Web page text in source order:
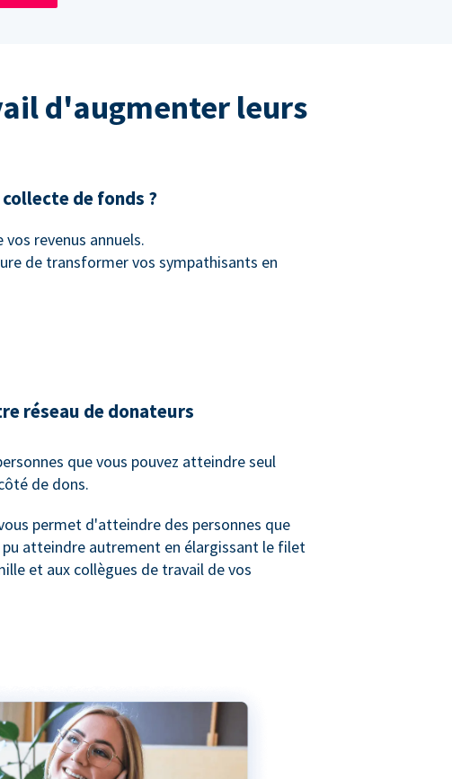
d'augmenter leurs
de fonds ?
revenus annuels.
de transformer vos sympathisants en
réseau de donateurs
que vous pouvez atteindre seul
de dons.
permet d'atteindre des personnes que
pu atteindre autrement en élargissant le filet
et aux collègues de travail de vos